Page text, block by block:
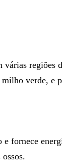
verde, e
fornece